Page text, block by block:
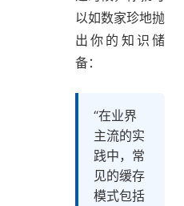
以如数家珍地抛
出你的知识储
备：
“在业界
主流的实
践中，常
见的缓存
模式包括